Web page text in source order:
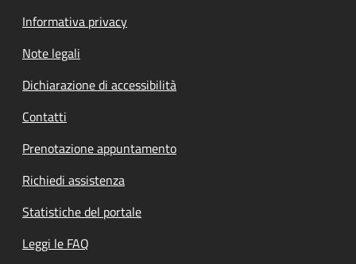
Informativa privacy
Note legali
Dichiarazione di accessibilità
Contatti
Prenotazione appuntamento
Richiedi assistenza
Statistiche del portale
Leggi le FAQ